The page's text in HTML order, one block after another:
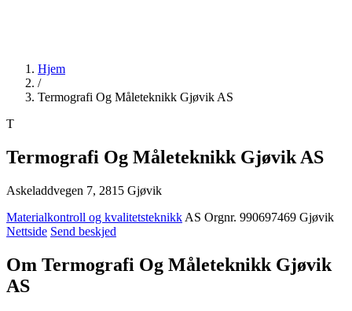
Hjem
/
Termografi Og Måleteknikk Gjøvik AS
T
Termografi Og Måleteknikk Gjøvik AS
Askeladdvegen 7, 2815 Gjøvik
Materialkontroll og kvalitetsteknikk AS Orgnr. 990697469 Gjøvik
Nettside Send beskjed
Om Termografi Og Måleteknikk Gjøvik
AS